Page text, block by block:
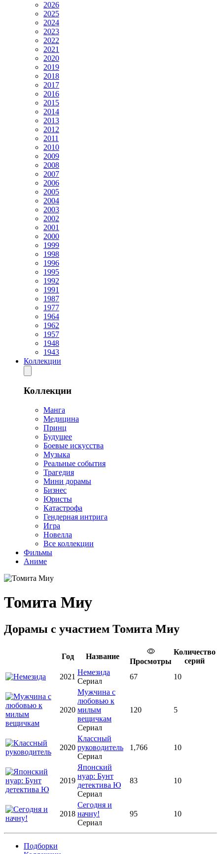
2026
2025
2024
2023
2022
2021
2020
2019
2018
2017
2016
2015
2014
2013
2012
2011
2010
2009
2008
2007
2006
2005
2004
2003
2002
2001
2000
1999
1998
1996
1995
1992
1991
1987
1977
1964
1962
1957
1948
1943
Коллекции
Коллекции
Манга
Медицина
Принц
Будущее
Боевые искусства
Музыка
Реальные события
Трагедия
Мини дорамы
Бизнес
Юристы
Катастрофа
Гендерная интрига
Игра
Новелла
Все коллекции
Фильмы
Аниме
Томита Миу
Дорамы с участием Томита Миу
Год Название
Просмотры
Количество
серий
2021
Немезида
Сериал
67 10
2020
Мужчина с
любовью к
милым
вещичкам
Сериал
120 5
2020
Классный
руководитель
Сериал
1,766 10
2019
Японский
нуар: Бунт
детектива Ю
Сериал
83 10
2018
Сегодня и
начну!
Сериал
95 10
Подборки